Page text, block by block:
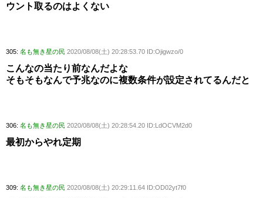
ウント取るのはよくない
305: 名も無き星の民 2020/08/08(土) 20:28:53.70 ID:Ojigwzo/0
こんなの当たり前なんだよな
そもそもなんで予兆なのに複数条件が設定されてるんだと
306: 名も無き星の民 2020/08/08(土) 20:28:54.20 ID:LdOCVM2d0
最初からやれ定期
309: 名も無き星の民 2020/08/08(土) 20:29:11.64 ID:OD02yt7f0